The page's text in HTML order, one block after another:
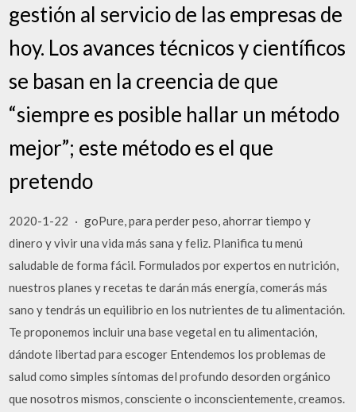
gestión al servicio de las empresas de
hoy. Los avances técnicos y científicos
se basan en la creencia de que
“siempre es posible hallar un método
mejor”; este método es el que
pretendo
2020-1-22 · goPure, para perder peso, ahorrar tiempo y
dinero y vivir una vida más sana y feliz. Planifica tu menú
saludable de forma fácil. Formulados por expertos en nutrición,
nuestros planes y recetas te darán más energía, comerás más
sano y tendrás un equilibrio en los nutrientes de tu alimentación.
Te proponemos incluir una base vegetal en tu alimentación,
dándote libertad para escoger Entendemos los problemas de
salud como simples síntomas del profundo desorden orgánico
que nosotros mismos, consciente o inconscientemente, creamos.